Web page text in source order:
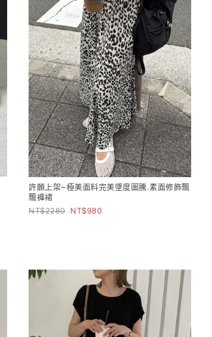
許願上架~極美面料完美墜度圖騰.素面修飾飄
飄褲裙
2280
980